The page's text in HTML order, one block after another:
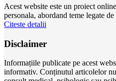
Acest website este un proiect
personala, abordand teme legate de
Citeste detalii
Disclaimer
Informațiile publicate pe acest
informativ. Conținutul articolelor